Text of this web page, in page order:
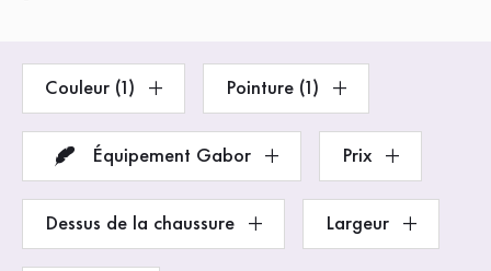
Couleur (1) Pointure (1)
Équipement Gabor Prix
Dessus de la chaussure Largeur